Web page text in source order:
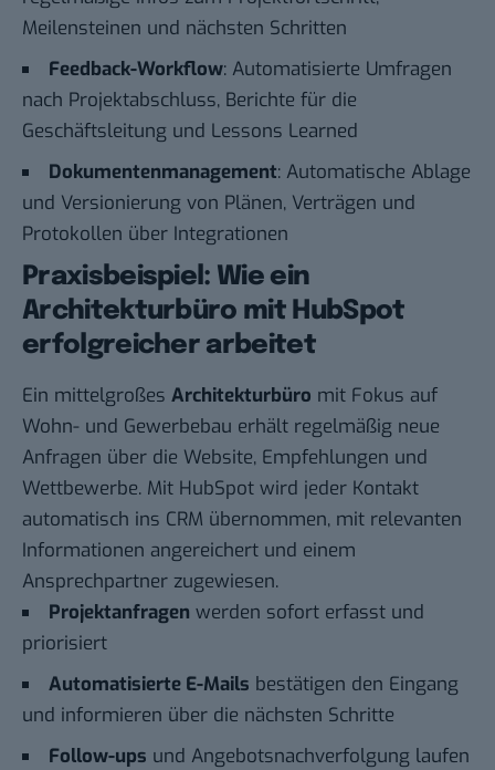
Meilensteinen und nächsten Schritten
Feedback-Workflow: Automatisierte Umfragen
nach Projektabschluss, Berichte für die
Geschäftsleitung und Lessons Learned
Dokumentenmanagement: Automatische Ablage
und Versionierung von Plänen, Verträgen und
Protokollen über Integrationen
Praxisbeispiel: Wie ein
Architekturbüro mit HubSpot
erfolgreicher arbeitet
Ein mittelgroßes Architekturbüro mit Fokus auf
Wohn- und Gewerbebau erhält regelmäßig neue
Anfragen über die Website, Empfehlungen und
Wettbewerbe. Mit HubSpot wird jeder Kontakt
automatisch ins CRM übernommen, mit relevanten
Informationen angereichert und einem
Ansprechpartner zugewiesen.
Projektanfragen werden sofort erfasst und
priorisiert
Automatisierte E-Mails bestätigen den Eingang
und informieren über die nächsten Schritte
Follow-ups und Angebotsnachverfolgung laufen